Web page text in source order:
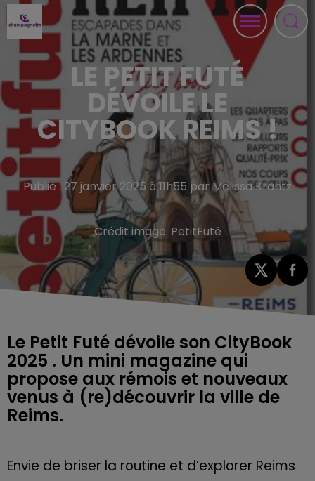
LE PETIT FUTÉ
DÉVOILE LE
CITYBOOK REIMS !
Publié : 27 janvier 2025 à 11h55 par Melissa Krantz
Crédit image: PetitFuté
Le Petit Futé dévoile son CityBook
2025 . Un mini magazine qui
propose aux rémois et nouveaux
venus à (re)découvrir la ville de
Reims.
Envie de briser la routine et d’explorer Reims